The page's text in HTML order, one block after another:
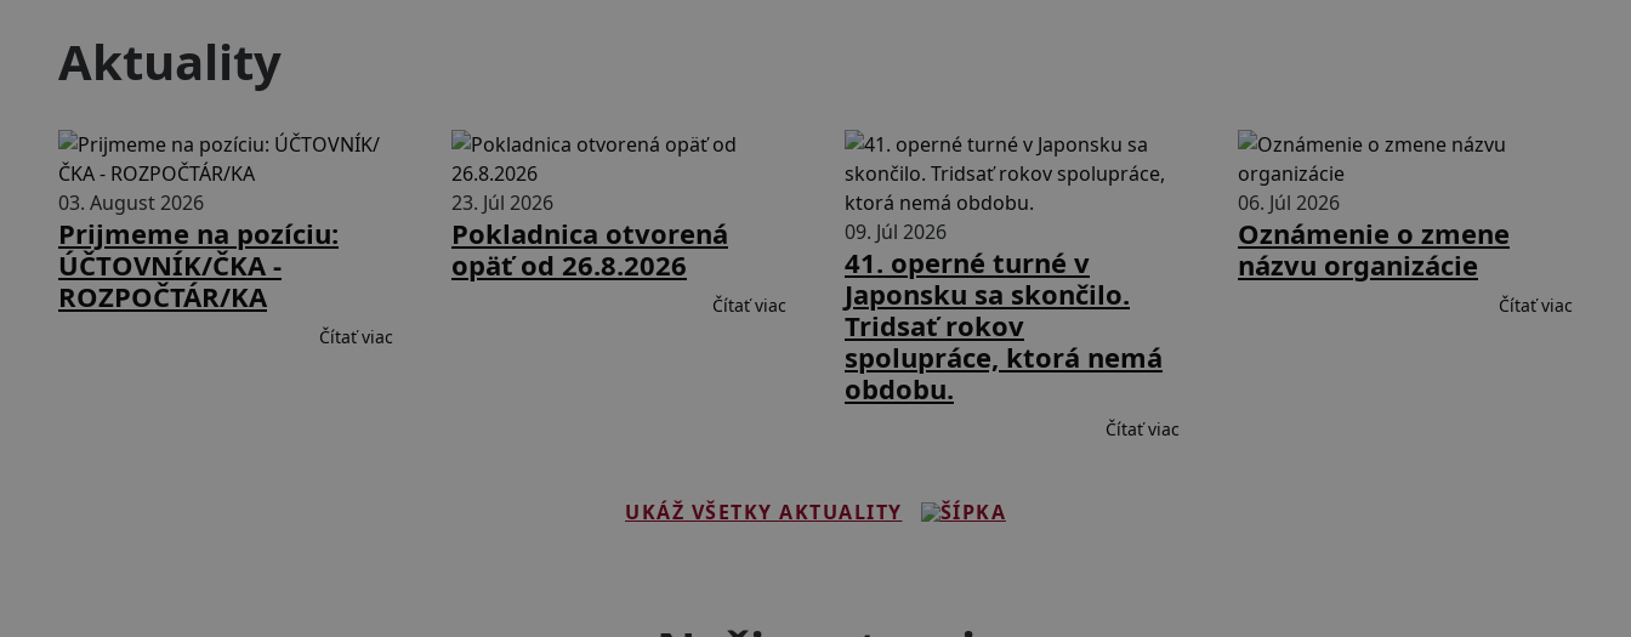
Aktuality
03. August 2026
Prijmeme na pozíciu:
ÚČTOVNÍK/ČKA -
ROZPOČTÁR/KA
Čítať viac
23. Júl 2026
Pokladnica otvorená
opäť od 26.8.2026
Čítať viac
09. Júl 2026
41. operné turné v
Japonsku sa skončilo.
Tridsať rokov
spolupráce, ktorá nemá
obdobu.
Čítať viac
06. Júl 2026
Oznámenie o zmene
názvu organizácie
Čítať viac
UKÁŽ VŠETKY AKTUALITY